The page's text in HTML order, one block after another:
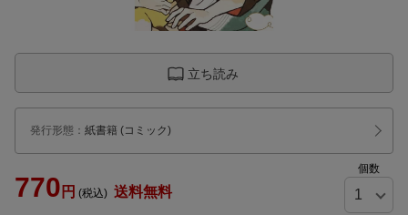
立ち読み
発行形態 ： 紙書籍 (コミック)
770 円 (税込) 送料無料
個数